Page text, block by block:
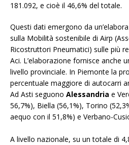
181.092, e cioè il 46,6% del totale.
Questi dati emergono da
sulla Mobilità sostenibile di Airp
Ricostruttori Pneumatici) sulle più
Aci. L’elaborazione fornisce anche
livello provinciale. In Piemonte la
percentuale maggiore di autocarri
Ad Asti seguono Alessandria e
56,7%), Biella (56,1%), Torino
aequo con il 51,8%) e Verbano-
A livello nazionale, su un totale di